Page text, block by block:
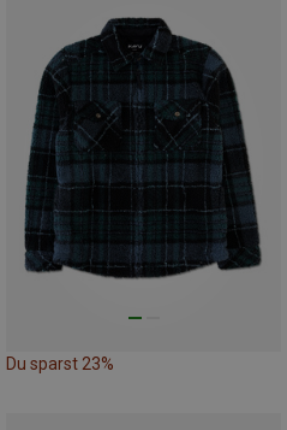
Du sparst 23%